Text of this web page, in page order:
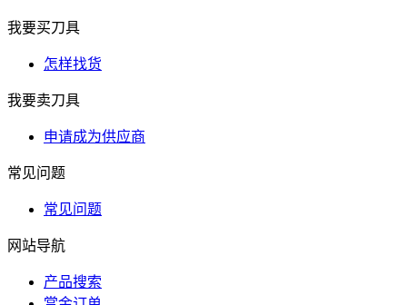
我要买刀具
怎样找货
我要卖刀具
申请成为供应商
常见问题
常见问题
网站导航
产品搜索